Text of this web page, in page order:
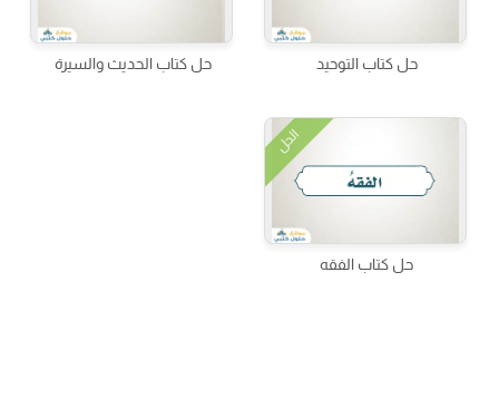
حل كتاب التوحيد حل كتاب الحديث والسيرة
الحل
حل كتاب الفقه